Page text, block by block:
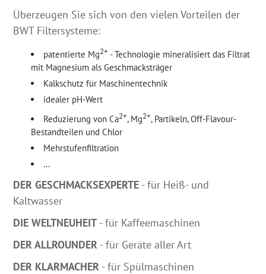
Überzeugen Sie sich von den vielen Vorteilen der
BWT Filtersysteme:
patentierte Mg2+ - Technologie mineralisiert das Filtrat
mit Magnesium als Geschmacksträger
Kalkschutz für Maschinentechnik
idealer pH-Wert
Reduzierung von Ca2+, Mg2+, Partikeln, Off-Flavour-
Bestandteilen und Chlor
Mehrstufenfiltration
...
DER GESCHMACKSEXPERTE - für Heiß- und
Kaltwasser
DIE WELTNEUHEIT - für Kaffeemaschinen
DER ALLROUNDER - für Geräte aller Art
DER KLARMACHER - für Spülmaschinen